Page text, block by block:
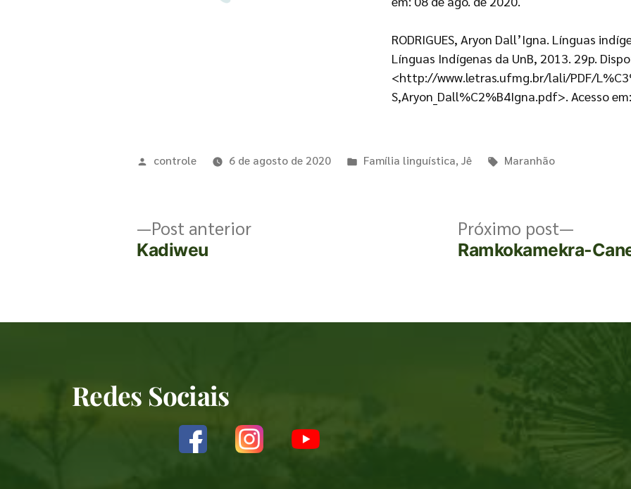
RODRIGUES, Aryon Dall’Igna. Línguas
Línguas Indígenas da UnB, 2013. 29p.
<http://www.letras.ufmg.br/lali/PDF/
S,Aryon_Dall%C2%B4Igna.pdf>. Acesso
controle 6 de agosto de 2020 Família linguística, Jê Maranhão
Post anterior
Kadiweu
Próximo post
Ramkokamekra-
Redes Sociais